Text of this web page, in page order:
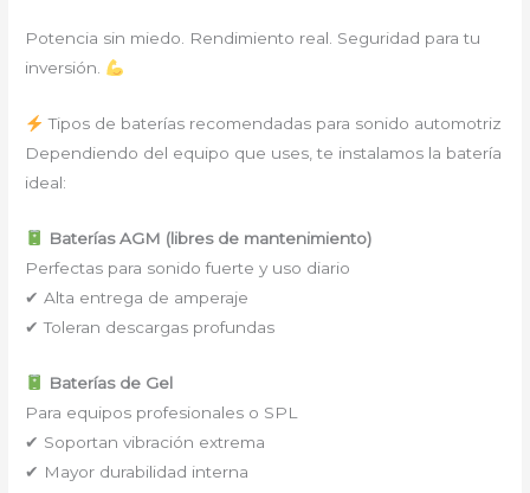
Potencia sin miedo. Rendimiento real. Seguridad para tu
inversión.
Tipos de baterías recomendadas para sonido automotriz
Dependiendo del equipo que uses, te instalamos la batería
ideal:
Baterías AGM (libres de mantenimiento)
Perfectas para sonido fuerte y uso diario
✔ Alta entrega de amperaje
✔ Toleran descargas profundas
Baterías de Gel
Para equipos profesionales o SPL
✔ Soportan vibración extrema
✔ Mayor durabilidad interna